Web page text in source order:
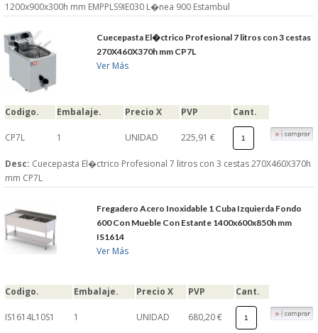
1200x900x300h mm EMPPLS9IE030 L�nea 900 Estambul
Cuecepasta El�ctrico Profesional 7 litros con 3 cestas
270X460X370h mm CP7L
Ver Más
Codigo. Embalaje. Precio X PVP Cant.
CP7L 1 UNIDAD 225,91 €
Desc: Cuecepasta El�ctrico Profesional 7 litros con 3 cestas 270X460X370h
mm CP7L
Fregadero Acero Inoxidable 1 Cuba Izquierda Fondo
600 Con Mueble Con Estante 1400x600x850h mm
IS1614
Ver Más
Codigo. Embalaje. Precio X PVP Cant.
IS1614L10S1 1 UNIDAD 680,20 €